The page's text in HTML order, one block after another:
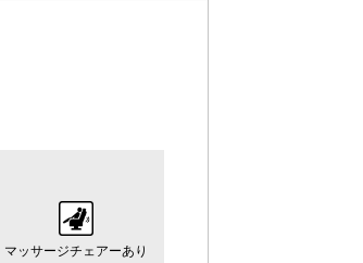
マッサージチェアーあり